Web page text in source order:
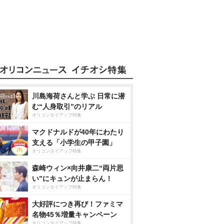
川島海荷さんと学ぶ 日常に潜
む“人身取引”のリアル
オリコンタイアップ特集
マクドナルドが40年にわたり
支える「小学生の甲子園」
オリコンタイアップ特集
森崎ウィン×向井康二“両片思
い”にキュンが止まらん！
オリコンタイアップ特集
大好評につき再び！ファミマ
名物45％増量キャンペーン
オリコンタイアップ特集